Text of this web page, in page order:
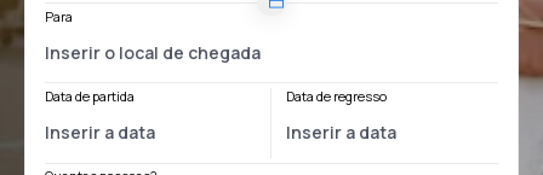
Para
Data de partida Data de regresso